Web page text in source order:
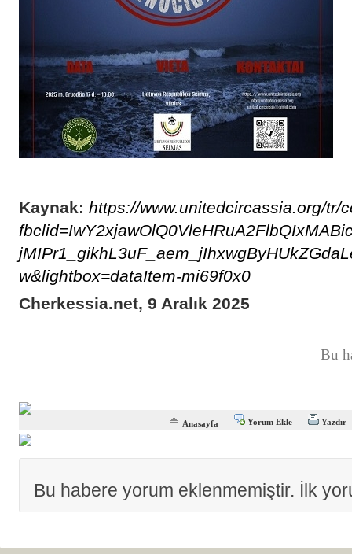
Kaynak: https://www.unitedcircassia.org/tr/
w&lightbox=dataItem-mi69f0x0
Cherkessia.net, 9 Aralık 2025
Bu
Anasayfa Yorum Ekle Yazdır
Bu habere yorum eklenmemiştir. İlk